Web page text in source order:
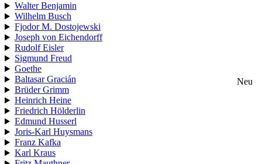
Walter Benjamin
Wilhelm Busch
Fjodor M. Dostojewski
Joseph von Eichendorff
Rudolf Eisler
Sigmund Freud
Goethe
Baltasar Gracián
Neu
Brüder Grimm
Heinrich Heine
Friedrich Hölderlin
Edmund Husserl
Joris-Karl Huysmans
Franz Kafka
Karl Kraus